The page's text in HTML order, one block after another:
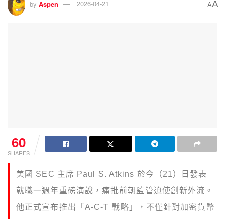
by Aspen 2026-04-21 AA
60
SHARES
美國 SEC 主席 Paul S. Atkins 於今（21）日發表
就職一週年重磅演說，痛批前朝監管迫使創新外流。
他正式宣布推出「A-C-T 戰略」，不僅針對加密貨幣